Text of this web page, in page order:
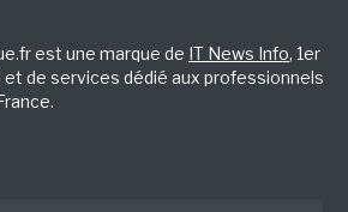
est une marque de IT News Info, 1er
de services dédié aux professionnels